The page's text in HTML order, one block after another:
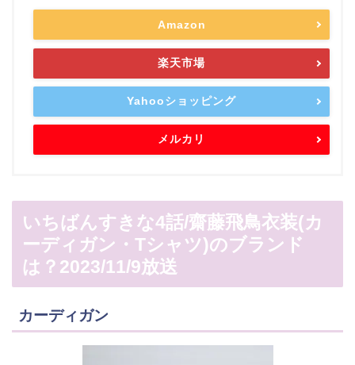
Amazon
楽天市場
Yahooショッピング
メルカリ
いちばんすきな4話/齋藤飛鳥衣装(カ
ーディガン・Tシャツ)のブランド
は？2023/11/9放送
カーディガン